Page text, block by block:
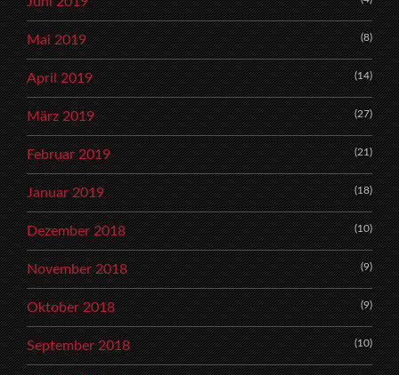
Mai 2019 (8)
April 2019 (14)
März 2019 (27)
Februar 2019 (21)
Januar 2019 (18)
Dezember 2018 (10)
November 2018 (9)
Oktober 2018 (9)
September 2018 (10)